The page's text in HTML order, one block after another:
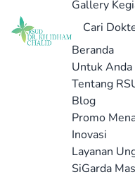
Gallery
Cari
Beranda
Untuk Anda
Tentang
Blog
Promo
Inovasi
Layanan
SiGarda Mas